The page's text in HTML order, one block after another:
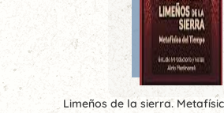
Limeños de la sierra.